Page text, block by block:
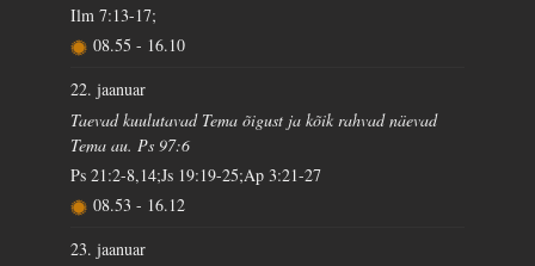
Ilm 7:13-17;
08.55 - 16.10
22. jaanuar
Taevad kuulutavad Tema õigust ja kõik rahvad näevad
Tema au. Ps 97:6
Ps 21:2-8,14;Js 19:19-25;Ap 3:21-27
08.53 - 16.12
23. jaanuar